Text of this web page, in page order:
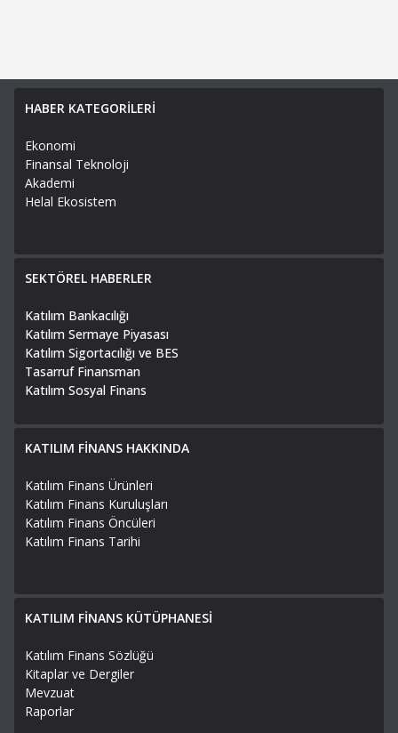
HABER KATEGORİLERİ
Ekonomi
Finansal Teknoloji
Akademi
Helal Ekosistem
SEKTÖREL HABERLER
Katılım Bankacılığı
Katılım Sermaye Piyasası
Katılım Sigortacılığı ve BES
Tasarruf Finansman
Katılım Sosyal Finans
KATILIM FİNANS HAKKINDA
Katılım Finans Ürünleri
Katılım Finans Kuruluşları
Katılım Finans Öncüleri
Katılım Finans Tarihi
KATILIM FİNANS KÜTÜPHANESİ
Katılım Finans Sözlüğü
Kitaplar ve Dergiler
Mevzuat
Raporlar